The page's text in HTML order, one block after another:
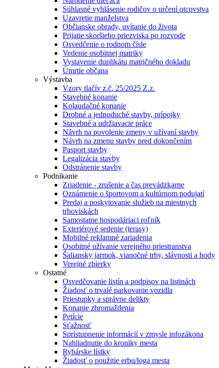
Súhlasné vyhlásenie rodičov o určení otcovstva
Uzavretie manželstva
Občianske obrady, uvítanie do života
Prijatie skoršieho priezviska po rozvode
Osvedčenie o rodnom čísle
Vedenie osobitnej matriky
Vystavenie duplikátu matričného dokladu
Úmrtie občana
Výstavba
Vzory tlačív z.č. 25/2025 Z.z.
Stavebné konanie
Kolaudačné konanie
Drobné a jednoduché stavby, prípojky
Stavebné a udržiavacie práce
Návrh na povolenie zmeny v užívaní stavby
Návrh na zmenu stavby pred dokončením
Pasport stavby
Legalizácia stavby
Odstránenie stavby
Podnikanie
Zriadenie - zrušenie a čas prevádzkarne
Oznámenie o športovom a kultúrnom podujatí
Predaj a poskytovanie služieb na miestnych
trhoviskách
Samostatne hospodáriaci roľník
Exteriérové sedenie (terasy)
Mobilné reklamné zariadenia
Osobitné užívanie verejného priestranstva
Šaliansky jarmok, vianočné trhy, slávnosti a hody
Verejné zbierky
Ostatné
Osvedčovanie listín a podpisov na listinách
Žiadosť o trvalé parkovanie vozidla
Priestupky a správne delikty
Konanie zhromaždenia
Petície
Sťažnosť
Sprístupnenie informácií v zmysle infozákona
Nahliadnutie do kroniky mesta
Rybárske lístky
Žiadosť o použitie erbu/loga mesta